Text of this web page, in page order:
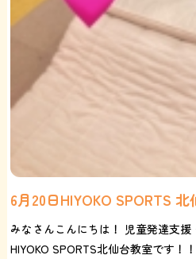
6月20日HIYOKO SPORTS
みなさんこんにちは！ 児童発達支援
HIYOKO SPORTS北仙台教室です！